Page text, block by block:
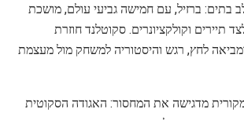
בתים: ברזיל, עם חמישה גביעי עולם, מושכת
תיירים וקולקציונרים. סקוטלנד חוזרת
לחץ, רגש והיסטוריה למשחק מול מעצמת
מדגישה את המחסור: האגודה הסקוטית